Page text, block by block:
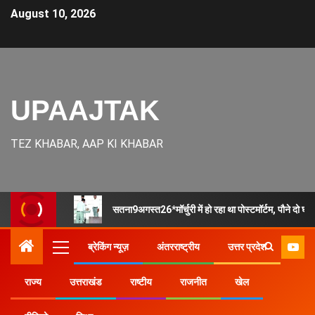
August 10, 2026
UPAAJTAK
TEZ KHABAR, AAP KI KHABAR
सतना9अगस्त26*मॉर्चुरी में हो रहा था पोस्टमॉर्टम, पौने
ब्रेकिंग न्यूज़ अंतरराष्ट्रीय उत्तर प्रदेश
राज्य उत्तराखंड राष्टीय राजनीत खेल